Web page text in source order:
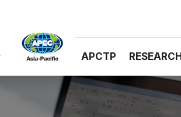
APCTP RESEARCH